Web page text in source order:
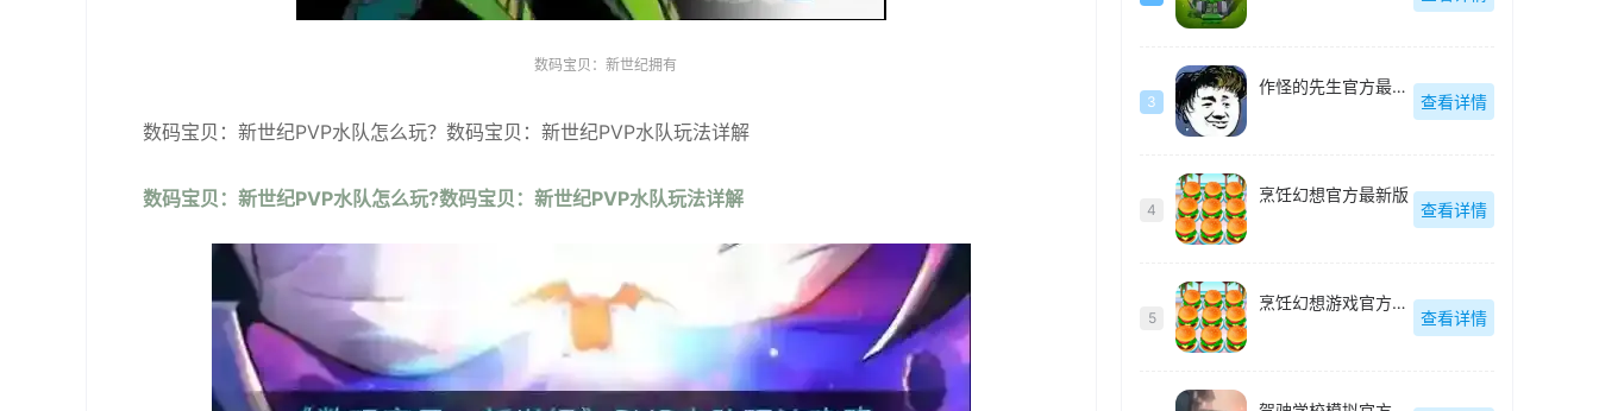
数码宝贝：新世纪拥有
数码宝贝：新世纪PVP水队怎么玩？数码宝贝：新世纪PVP水队玩法详解
数码宝贝：新世纪PVP水队怎么玩?数码宝贝：新世纪PVP水队玩法详解
3
作怪的先生官方最新版
查看详情
4
烹饪幻想官方最新版
查看详情
5
烹饪幻想游戏官方最新版
查看详情